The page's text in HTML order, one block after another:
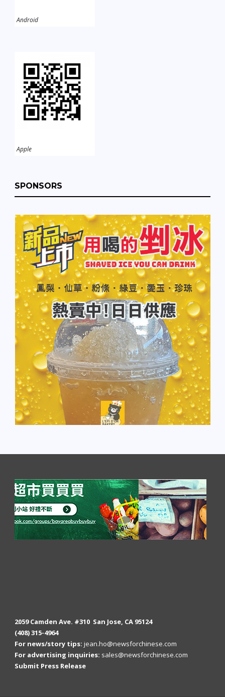
Android
Apple
SPONSORS
2059 Camden Ave. #310 San Jose, CA 95124
(408) 315-4964
For news/story tips: jean.ho@newsforchinese.com
For advertising inquiries: sales@newsforchinese.com
Submit Press Release